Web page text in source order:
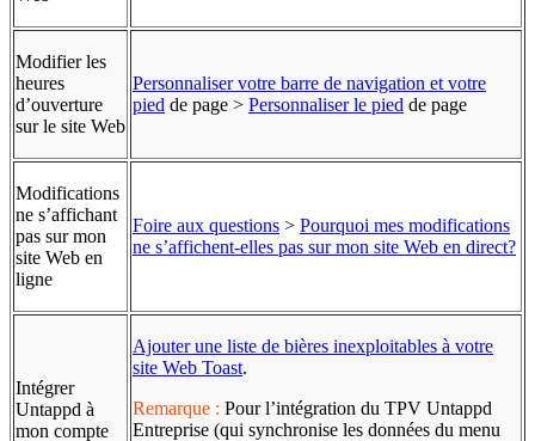
Modifier les
heures
d’ouverture
sur le site Web
Personnaliser votre barre de navigation et votre
pied de page > Personnaliser le pied de page
Modifications
ne s’affichant
pas sur mon
site Web en
ligne
Foire aux questions > Pourquoi mes modifications
ne s’affichent-elles pas sur mon site Web en direct?
Intégrer
Untappd à
mon compte
Ajouter une liste de bières inexploitables à votre
site Web Toast.
Remarque : Pour l’intégration du TPV Untappd
Entreprise (qui synchronise les données du menu